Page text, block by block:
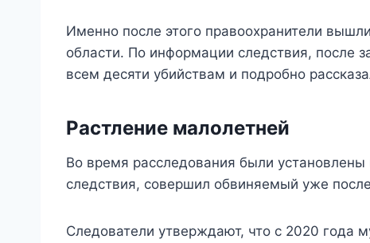
Именно после этого правоохранители
области. По информации следствия, после
всем десяти убийствам и подробно
Растление малолетней
Во время расследования были
следствия, совершил обвиняемый уже
Следователи утверждают, что с 2020 года